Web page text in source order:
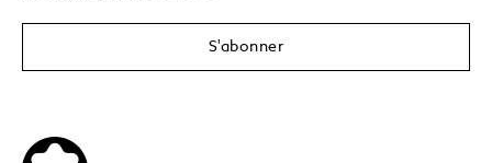
S'abonner